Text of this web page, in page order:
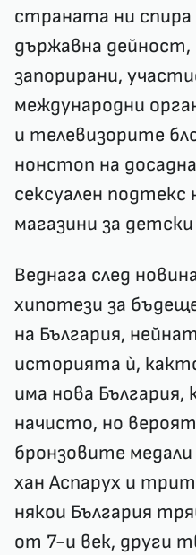
страната ни
държавна дейност,
запорирани,
международни
и телевизорите
нонстоп на
сексуален подтекс
магазини за
Веднага след
хипотези за
на България,
историята ѝ,
има нова България,
начисто, но
бронзовите
хан Аспарух и
някои България
от 7-и век, други